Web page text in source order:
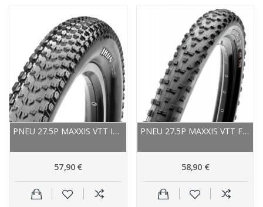
PNEU 27.5P MAXXIS VTT IKON EXO TUBELESS READY
57,90 €
PNEU 27.5P MAXXIS VTT FOREKASTER 2.35 EXO TR...
58,90 €